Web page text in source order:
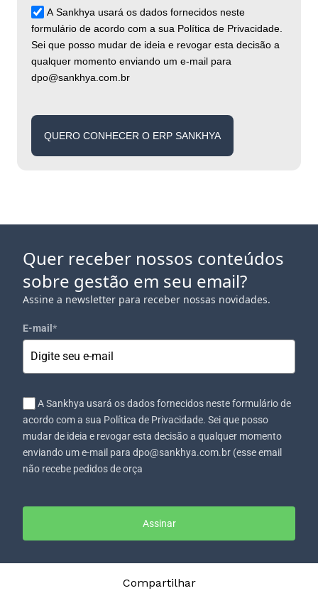
A Sankhya usará os dados fornecidos neste
formulário de acordo com a sua Política de Privacidade.
Sei que posso mudar de ideia e revogar esta decisão a
qualquer momento enviando um e-mail para
dpo@sankhya.com.br
QUERO CONHECER O ERP SANKHYA
Quer receber nossos conteúdos
sobre gestão em seu email?
Assine a newsletter para receber nossas novidades.
E-mail *
A Sankhya usará os dados fornecidos neste formulário de
acordo com a sua Política de Privacidade. Sei que posso
mudar de ideia e revogar esta decisão a qualquer momento
enviando um e-mail para dpo@sankhya.com.br (esse email
não recebe pedidos de orça
Assinar
Compartilhar